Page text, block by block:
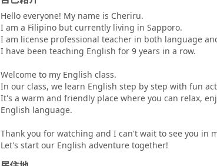
拠）
IELTSスピー
キング対策
スピーキング
テスト対策
日常英会話
スピーキング
テスト対策
スピーキング
テスト対策
TOEIC®L&R
TEST 600点
Hello everyone! My name is Cheriru.
I am a Filipino but currently living in Sapporo.
I am license professional teacher in both language
I have been teaching English for 9 years in a row.
Welcome to my English class.
In our class, we learn English step by step with fun
It's a warm and friendly place where you can relax,
English language.
Thank you for watching and I can't wait to see you in
Let's start our English adventure together!